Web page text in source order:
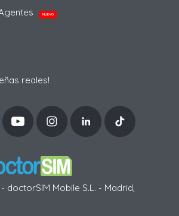
NUEVO
reales!
doctorSIM Mobile S.L. - Madrid,